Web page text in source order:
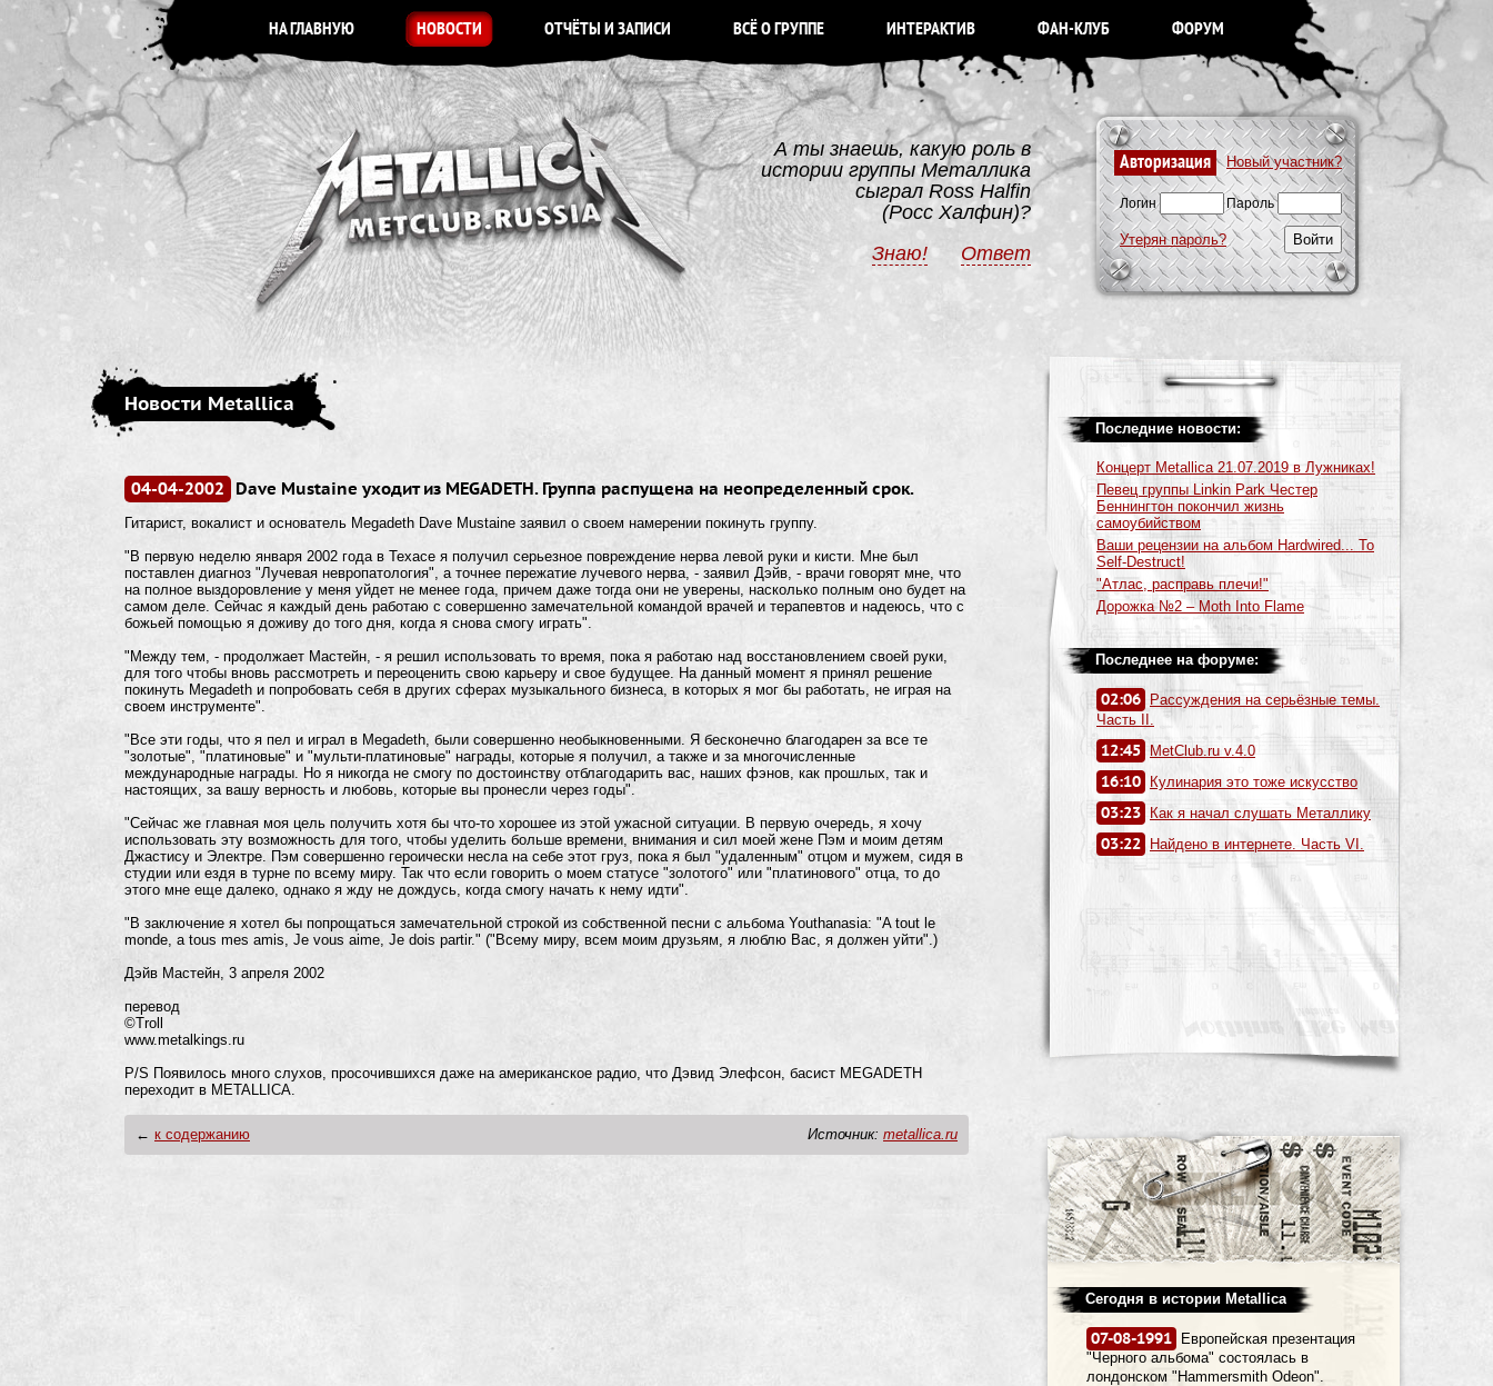
НА ГЛАВНУЮ НОВОСТИ ОТЧЁТЫ И ЗАПИСИ ВСЁ О ГРУППЕ ИНТЕРАКТИВ ФАН-КЛУБ ФОРУМ
Авторизация Новый участник?
Логин Пароль
Утерян пароль?
А ты знаешь, какую роль в
истории группы Металлика
сыграл Ross Halfin
(Росс Халфин)?
Знаю!
Ответ
Новости Metallica
04-04-2002 Dave Mustaine уходит из MEGADETH. Группа распущена на неопределенный срок.
Гитарист, вокалист и основатель Megadeth Dave Mustaine заявил о своем намерении покинуть группу.
"В первую неделю января 2002 года в Техасе я получил серьезное повреждение нерва левой руки и кисти. Мне был
поставлен диагноз "Лучевая невропатология", а точнее пережатие лучевого нерва, - заявил Дэйв, - врачи говорят мне, что
на полное выздоровление у меня уйдет не менее года, причем даже тогда они не уверены, насколько полным оно будет на
самом деле. Сейчас я каждый день работаю с совершенно замечательной командой врачей и терапевтов и надеюсь, что с
божьей помощью я доживу до того дня, когда я снова смогу играть".
"Между тем, - продолжает Мастейн, - я решил использовать то время, пока я работаю над восстановлением своей руки,
для того чтобы вновь рассмотреть и переоценить свою карьеру и свое будущее. На данный момент я принял решение
покинуть Megadeth и попробовать себя в других сферах музыкального бизнеса, в которых я мог бы работать, не играя на
своем инструменте".
"Все эти годы, что я пел и играл в Megadeth, были совершенно необыкновенными. Я бесконечно благодарен за все те
"золотые", "платиновые" и "мульти-платиновые" награды, которые я получил, а также и за многочисленные
международные награды. Но я никогда не смогу по достоинству отблагодарить вас, наших фэнов, как прошлых, так и
настоящих, за вашу верность и любовь, которые вы пронесли через годы".
"Сейчас же главная моя цель получить хотя бы что-то хорошее из этой ужасной ситуации. В первую очередь, я хочу
использовать эту возможность для того, чтобы уделить больше времени, внимания и сил моей жене Пэм и моим детям
Джастису и Электре. Пэм совершенно героически несла на себе этот груз, пока я был "удаленным" отцом и мужем, сидя в
студии или ездя в турне по всему миру. Так что если говорить о моем статусе "золотого" или "платинового" отца, то до
этого мне еще далеко, однако я жду не дождусь, когда смогу начать к нему идти".
"В заключение я хотел бы попрощаться замечательной строкой из собственной песни с альбома Youthanasia: "A tout le
monde, a tous mes amis, Je vous aime, Je dois partir." ("Всему миру, всем моим друзьям, я люблю Вас, я должен уйти".)
Дэйв Мастейн, 3 апреля 2002
перевод
©Troll
www.metalkings.ru
P/S Появилось много слухов, просочившихcя даже на американское радио, что Дэвид Элефсон, басист MEGADETH
переходит в METALLICA.
← к содержанию Источник: metallica.ru
Последние новости:
Концерт Metallica 21.07.2019 в Лужниках!
Певец группы Linkin Park Честер
Беннингтон покончил жизнь
самоубийством
Ваши рецензии на альбом Hardwired... To
Self-Destruct!
"Атлас, расправь плечи!"
Дорожка №2 – Moth Into Flame
Последнее на форуме:
02:06
Рассуждения на серьёзные темы.
Часть II.
12:45 MetClub.ru v.4.0
16:10 Кулинария это тоже искусство
03:23 Как я начал слушать Металлику
03:22 Найдено в интернете. Часть VI.
Сегодня в истории Metallica
07-08-1991
Европейская презентация
"Черного альбома" состоялась в
лондонском "Hammersmith Odeon".